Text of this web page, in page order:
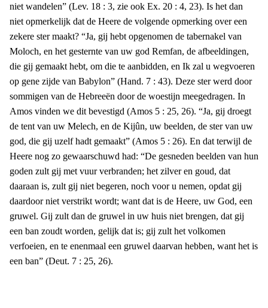
niet wandelen” (Lev. 18 : 3, zie ook Ex. 20 : 4, 23). Is het dan
niet opmerkelijk dat de Heere de volgende opmerking over een
zekere ster maakt? “Ja, gij hebt opgenomen de tabernakel van
Moloch, en het gesternte van uw god Remfan, de afbeeldingen,
die gij gemaakt hebt, om die te aanbidden, en Ik zal u wegvoeren
op gene zijde van Babylon” (Hand. 7 : 43). Deze ster werd door
sommigen van de Hebreeën door de woestijn meegedragen. In
Amos vinden we dit bevestigd (Amos 5 : 25, 26). “Ja, gij droegt
de tent van uw Melech, en de Kijûn, uw beelden, de ster van uw
god, die gij uzelf hadt gemaakt” (Amos 5 : 26). En dat terwijl de
Heere nog zo gewaarschuwd had: “De gesneden beelden van hun
goden zult gij met vuur verbranden; het zilver en goud, dat
daaraan is, zult gij niet begeren, noch voor u nemen, opdat gij
daardoor niet verstrikt wordt; want dat is de Heere, uw God, een
gruwel. Gij zult dan de gruwel in uw huis niet brengen, dat gij
een ban zoudt worden, gelijk dat is; gij zult het volkomen
verfoeien, en te enenmaal een gruwel daarvan hebben, want het is
een ban” (Deut. 7 : 25, 26).